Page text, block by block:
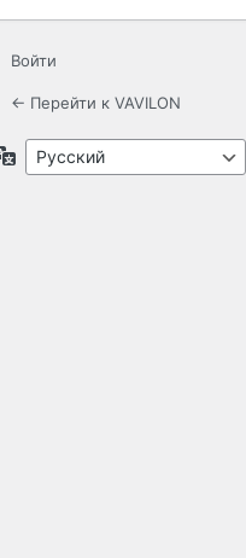
Войти
← Перейти к VAVILON
Язык